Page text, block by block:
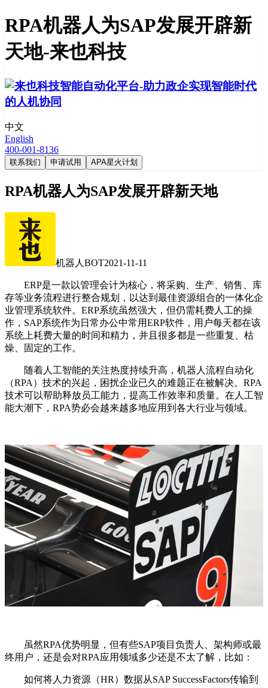
RPA机器人为SAP发展开辟新
天地-来也科技
中文
English
400-001-8136
联系我们 申请试用 APA星火计划
RPA机器人为SAP发展开辟新天地
机器人BOT2021-11-11
ERP是一款以管理会计为核心，将采购、生产、销售、库
存等业务流程进行整合规划，以达到最佳资源组合的一体化企
业管理系统软件。ERP系统虽然强大，但仍需耗费人工的操
作，SAP系统作为日常办公中常用ERP软件，用户每天都在该
系统上耗费大量的时间和精力，并且很多都是一些重复、枯
燥、固定的工作。
随着人工智能的关注热度持续升高，机器人流程自动化
（RPA）技术的兴起，困扰企业已久的难题正在被解决。RPA
技术可以帮助释放员工能力，提高工作效率和质量。在人工智
能大潮下，RPA势必会越来越多地应用到各大行业与领域。
虽然RPA优势明显，但有些SAP项目负责人、架构师或最
终用户，还是会对RPA应用领域多少还是不太了解，比如：
如何将人力资源（HR）数据从SAP SuccessFactors传输到